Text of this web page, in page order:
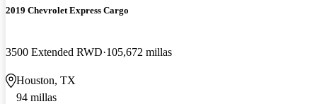
2019 Chevrolet Express Cargo
3500 Extended RWD 105,672 millas
Houston, TX
94 millas